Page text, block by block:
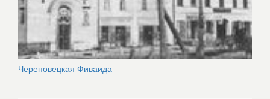
Череповецкая Фиваида